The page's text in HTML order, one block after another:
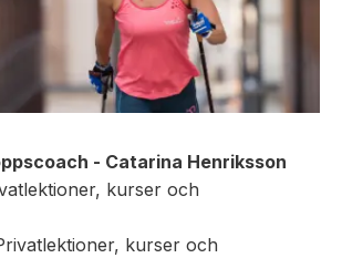
- Catarina Henriksson
kurser och
kurser och